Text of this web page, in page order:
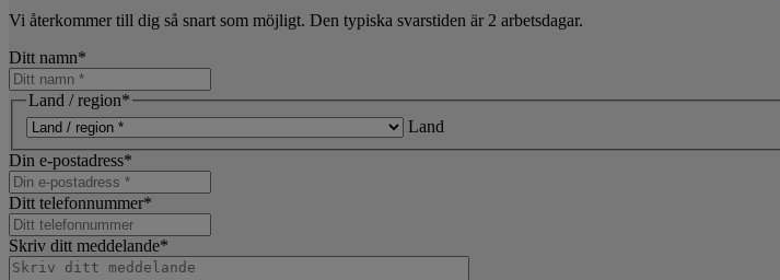
Vi återkommer till dig så snart som möjligt. Den typiska svarstiden är 2 arbetsdagar.
Ditt namn*
Land / region*
Land
Din e-postadress*
Ditt telefonnummer*
Skriv ditt meddelande*